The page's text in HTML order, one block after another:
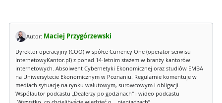
Autor: Maciej Przygórzewski
Dyrektor operacyjny (COO) w spółce Currency One (operator serwisu
InternetowyKantor.pl) z ponad 14-letnim stażem w branży kantorów
internetowych. Absolwent Cybernetyki Ekonomicznej oraz studiów EMBA
na Uniwersytecie Ekonomicznym w Poznaniu. Regularnie komentuje w
mediach sytuację na rynku walutowym, surowcowym i obligacji.
Współautor podcastu „Dealerzy po godzinach" i wideo podcastu